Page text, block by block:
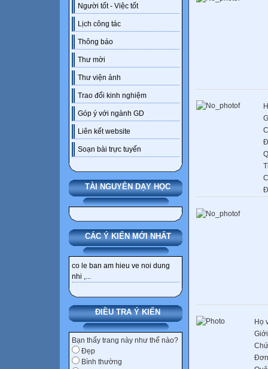
Người tốt - Việc tốt
Lịch công tác
Thông báo
Thư mời
Thư viện ảnh
Trao đổi kinh nghiệm
Góp ý với ngành GD
Liên kết website
Soạn bài trực tuyến
TÀI NGUYÊN DẠY HỌC
CÁC Ý KIẾN MỚI NHẤT
co le ban am hieu ve noi dung
nhi ,...
ĐIỀU TRA Ý KIẾN
Bạn thấy trang này như thế nào?
Đẹp
Bình thường
Họ